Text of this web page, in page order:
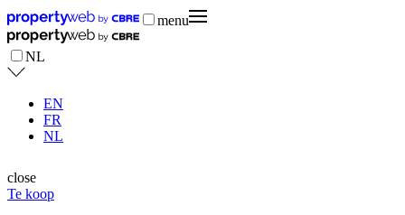
menu
NL
EN
FR
NL
close
Te koop